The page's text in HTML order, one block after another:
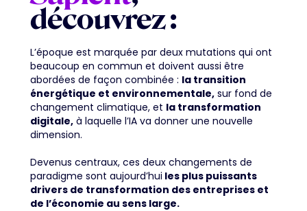
découvrez :
L’époque est marquée par deux mutations qui ont
beaucoup en commun et doivent aussi être
abordées de façon combinée : la transition
énergétique et environnementale, sur fond de
changement climatique, et la transformation
digitale, à laquelle l’IA va donner une nouvelle
dimension.
Devenus centraux, ces deux changements de
paradigme sont aujourd’hui les plus puissants
drivers de transformation des entreprises et
de l’économie au sens large.